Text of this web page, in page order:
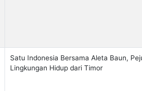
Satu Indonesia Bersama Aleta Baun,
Lingkungan Hidup dari Timor